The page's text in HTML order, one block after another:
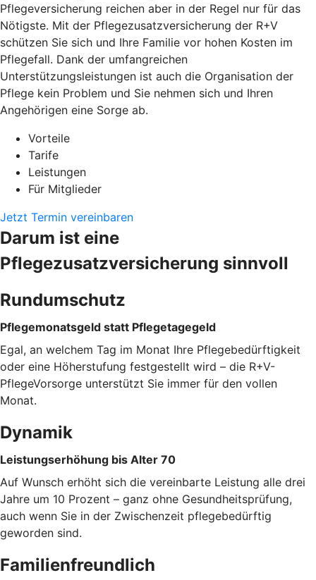
Pflegeversicherung reichen aber in der Regel nur für das
Nötigste. Mit der Pflegezusatzversicherung der R+V
schützen Sie sich und Ihre Familie vor hohen Kosten im
Pflegefall. Dank der umfangreichen
Unterstützungsleistungen ist auch die Organisation der
Pflege kein Problem und Sie nehmen sich und Ihren
Angehörigen eine Sorge ab.
Vorteile
Tarife
Leistungen
Für Mitglieder
Jetzt Termin vereinbaren
Darum ist eine
Pflegezusatzversicherung sinnvoll
Rundumschutz
Pflegemonatsgeld statt Pflegetagegeld
Egal, an welchem Tag im Monat Ihre Pflegebedürftigkeit
oder eine Höherstufung festgestellt wird – die R+V-
PflegeVorsorge unterstützt Sie immer für den vollen
Monat.
Dynamik
Leistungserhöhung bis Alter 70
Auf Wunsch erhöht sich die vereinbarte Leistung alle drei
Jahre um 10 Prozent – ganz ohne Gesundheitsprüfung,
auch wenn Sie in der Zwischenzeit pflegebedürftig
geworden sind.
Familienfreundlich